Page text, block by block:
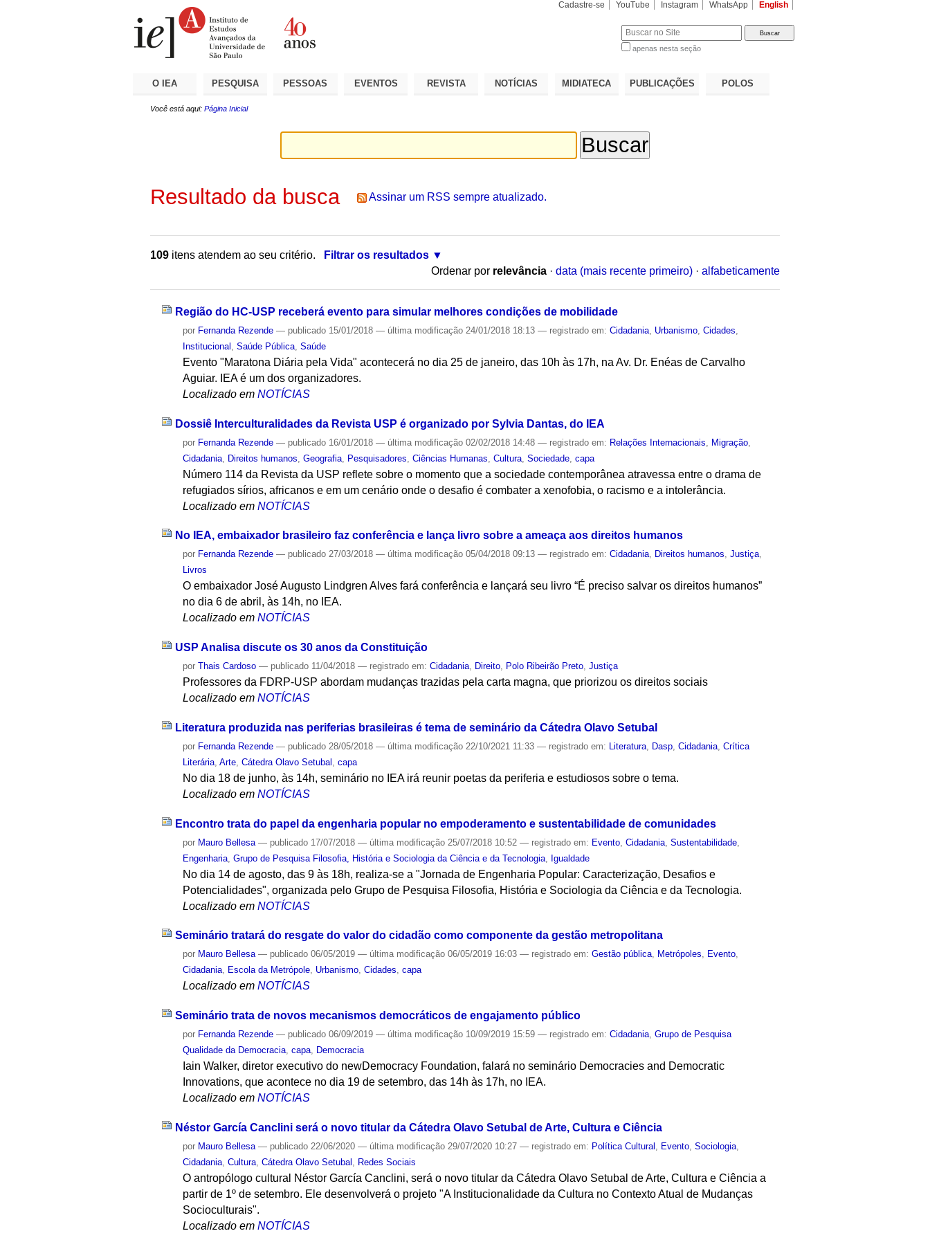
Cadastre-se YouTube Instagram WhatsApp English
apenas nesta seção
O IEA PESQUISA PESSOAS EVENTOS REVISTA NOTÍCIAS MIDIATECA PUBLICAÇÕES POLOS
Você está aqui: Página Inicial
Resultado da busca Assinar um RSS sempre atualizado.
109 itens atendem ao seu critério.
Filtrar os resultados
Ordenar por relevância · data (mais recente primeiro) · alfabeticamente
Região do HC-USP receberá evento para simular melhores condições de mobilidade
por Fernanda Rezende — publicado 15/01/2018— última modificação 24/01/2018 18:13— registrado em:Cidadania Urbanismo ,Cidades
Institucional
,Saúde Pública ,Saúde
Evento "Maratona Diária pela Vida" acontecerá no dia 25 de janeiro, das 10h às 17h, na Av. Dr. Enéas de Carvalho
Aguiar. IEA é um dos organizadores.
Localizado em NOTÍCIAS
Dossiê Interculturalidades da Revista USP é organizado por Sylvia Dantas, do IEA
por Fernanda Rezende — publicado 16/01/2018— última modificação 02/02/2018 14:48— registrado em: Relações Internacionais Migração
Cidadania Direitos humanos ,Geografia Pesquisadores ,Ciências Humanas ,Cultura ,Sociedade ,capa
Número 114 da Revista da USP reflete sobre o momento que a sociedade contemporânea atravessa entre o drama de
refugiados sírios, africanos e em um cenário onde o desafio é combater a xenofobia, o racismo e a intolerância.
Localizado em NOTÍCIAS
No IEA, embaixador brasileiro faz conferência e lança livro sobre a ameaça aos direitos humanos
por Fernanda Rezende — publicado 27/03/2018— última modificação 05/04/2018 09:13— registrado em:Cidadania, Direitos humanos,Justiça,
Livros
O embaixador José Augusto Lindgren Alves fará conferência e lançará seu livro “É preciso salvar os direitos humanos”
no dia 6 de abril, às 14h, no IEA.
Localizado em NOTÍCIAS
USP Analisa discute os 30 anos da Constituição
porThais Cardoso — publicado 11/04/2018— registrado em:Cidadania, Direito, Polo Ribeirão Preto,Justiça
Professores da FDRP-USP abordam mudanças trazidas pela carta magna, que priorizou os direitos sociais
Localizado em NOTÍCIAS
Literatura produzida nas periferias brasileiras é tema de seminário da Cátedra Olavo Setubal
por Fernanda Rezende — publicado 28/05/2018— última modificação 22/10/2021 11:33— registrado em: Literatura Dasp ,Cidadania ,Crítica
Literária ,Arte ,Cátedra Olavo Setubal ,capa
No dia 18 de junho, às 14h, seminário no IEA irá reunir poetas da periferia e estudiosos sobre o tema.
Localizado em NOTÍCIAS
Encontro trata do papel da engenharia popular no empoderamento e sustentabilidade de comunidades
por Mauro Bellesa — publicado 17/07/2018— última modificação 25/07/2018 10:52— registrado em: Evento ,Cidadania ,Sustentabilidade
Engenharia ,Grupo de Pesquisa Filosofia, História e Sociologia da Ciência e da Tecnologia Igualdade
No dia 14 de agosto, das 9 às 18h, realiza-se a "Jornada de Engenharia Popular: Caracterização, Desafios e
Potencialidades", organizada pelo Grupo de Pesquisa Filosofia, História e Sociologia da Ciência e da Tecnologia.
Localizado em NOTÍCIAS
Seminário tratará do resgate do valor do cidadão como componente da gestão metropolitana
por Mauro Bellesa — publicado 06/05/2019— última modificação 06/05/2019 16:03— registrado em:Gestão pública, Metrópoles, Evento,
Cidadania, Escola da Metrópole, Urbanismo,Cidades,capa
Localizado em NOTÍCIAS
Seminário trata de novos mecanismos democráticos de engajamento público
por Fernanda Rezende — publicado 06/09/2019— última modificação 10/09/2019 15:59— registrado em:Cidadania ,Grupo de Pesquisa
Qualidade da Democracia ,capa Democracia
Iain Walker, diretor executivo do newDemocracy Foundation, falará no seminário Democracies and Democratic
Innovations, que acontece no dia 19 de setembro, das 14h às 17h, no IEA.
Localizado em NOTÍCIAS
Néstor García Canclini será o novo titular da Cátedra Olavo Setubal de Arte, Cultura e Ciência
por Mauro Bellesa — publicado 22/06/2020— última modificação 29/07/2020 10:27— registrado em: Política Cultural Evento ,Sociologia
Cidadania ,Cultura ,Cátedra Olavo Setubal Redes Sociais
O antropólogo cultural Néstor García Canclini, será o novo titular da Cátedra Olavo Setubal de Arte, Cultura e Ciência a
partir de 1º de setembro. Ele desenvolverá o projeto "A Institucionalidade da Cultura no Contexto Atual de Mudanças
Socioculturais".
Localizado em NOTÍCIAS